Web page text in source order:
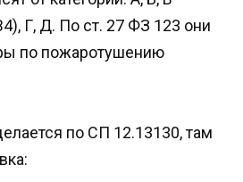
Г, Д. По ст. 27 ФЗ 123 они
по пожаротушению
по СП 12.13130, там